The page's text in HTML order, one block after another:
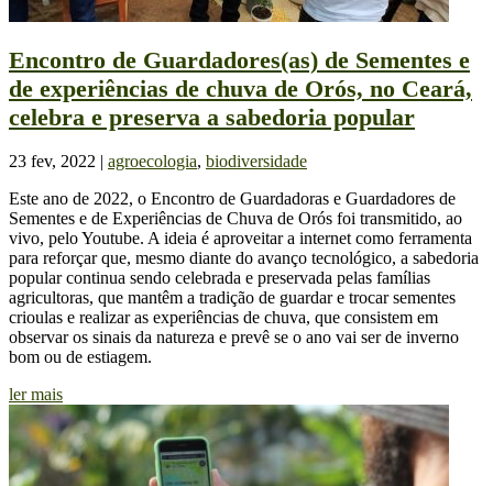
Encontro de Guardadores(as) de Sementes e
de experiências de chuva de Orós, no Ceará,
celebra e preserva a sabedoria popular
23 fev, 2022 | agroecologia, biodiversidade
Este ano de 2022, o Encontro de Guardadoras e Guardadores de
Sementes e de Experiências de Chuva de Orós foi transmitido, ao
vivo, pelo Youtube. A ideia é aproveitar a internet como ferramenta
para reforçar que, mesmo diante do avanço tecnológico, a sabedoria
popular continua sendo celebrada e preservada pelas famílias
agricultoras, que mantêm a tradição de guardar e trocar sementes
crioulas e realizar as experiências de chuva, que consistem em
observar os sinais da natureza e prevê se o ano vai ser de inverno
bom ou de estiagem.
ler mais